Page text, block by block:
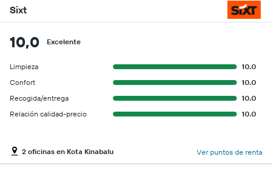
Sixt
10,0 Excelente
Limpieza
10.0
Confort
10.0
Recogida/entrega
10.0
Relación calidad-precio
10.0
2 oficinas en Kota Kinabalu Ver puntos de renta